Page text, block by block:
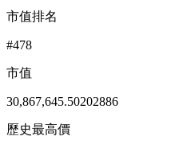
市值排名
#478
市值
30,867,645.50202886
歷史最高價